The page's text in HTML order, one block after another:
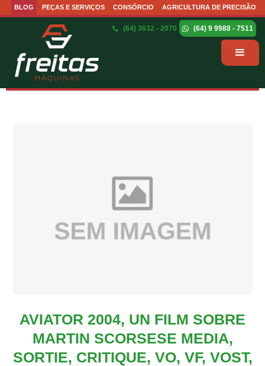
BLOG PEÇAS E SERVIÇOS CONSÓRCIO AGRICULTURA DE PRECISÃO
(64) 3632 - 2070 (64) 9 9988 - 7511
AVIATOR 2004, UN FILM SOBRE
MARTIN SCORSESE MEDIA,
SORTIE, CRITIQUE, VO, VF, VOST,